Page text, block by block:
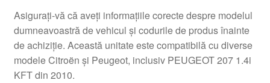
Asigurați-vă că aveți informațiile corecte despre modelul
dumneavoastră de vehicul și codurile de produs înainte
de achiziție. Această unitate este compatibilă cu diverse
modele Citroën și Peugeot, inclusiv PEUGEOT 207 1.4i
KFT din 2010.